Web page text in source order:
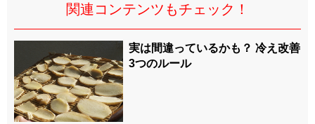
関連コンテンツもチェック！
実は間違っているかも？ 冷え改善
3つのルール